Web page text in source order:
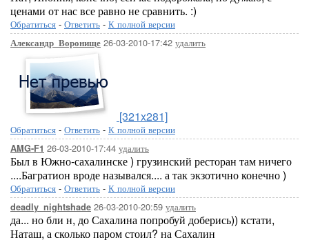
ценами от нас все равно не сравнить. :)
Обратиться - Ответить - К полной версии
Александр_Воронище 26-03-2010-17:42 удалить
[321x281]
Обратиться - Ответить - К полной версии
AMG-F1 26-03-2010-17:44 удалить
Был в Южно-сахалинске ) грузинский ресторан там ничего
....Багратион вроде назывался.... а так экзотично конечно )
Обратиться - Ответить - К полной версии
deadly_nightshade 26-03-2010-20:59 удалить
да... но бли н, до Сахалина попробуй доберись)) кстати,
Наташ, а сколько паром стоил? на Сахалин